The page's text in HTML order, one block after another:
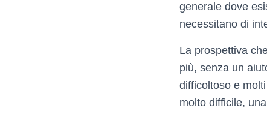
generale dove
necessitano di
La prospettiva
più, senza un
difficoltoso e
molto difficile,